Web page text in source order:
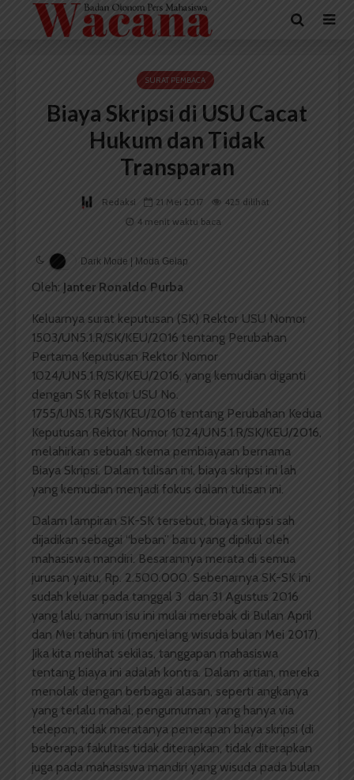
SURAT PEMBACA
Biaya Skripsi di USU Cacat
Hukum dan Tidak
Transparan
Redaksi 21 Mei 2017
425 dilihat
4 menit waktu baca
Dark Mode | Moda Gelap
Oleh: Janter Ronaldo Purba
Keluarnya surat keputusan (SK) Rektor USU Nomor
1503/UN5.1.R/SK/KEU/2016 tentang Perubahan
Pertama Keputusan Rektor Nomor
1024/UN5.1.R/SK/KEU/2016, yang kemudian diganti
dengan SK Rektor USU No.
1755/UN5.1.R/SK/KEU/2016 tentang Perubahan Kedua
Keputusan Rektor Nomor 1024/UN5.1.R/SK/KEU/2016,
melahirkan sebuah skema pembiayaan bernama
Biaya Skripsi. Dalam tulisan ini, biaya skripsi ini lah
yang kemudian menjadi fokus dalam tulisan ini.
Dalam lampiran SK-SK tersebut, biaya skripsi sah
dijadikan sebagai “beban” baru yang dipikul oleh
mahasiswa mandiri. Besarannya merata di semua
jurusan yaitu, Rp. 2.500.000. Sebenarnya SK-SK ini
sudah keluar pada tanggal 3 dan 31 Agustus 2016
yang lalu, namun isu ini mulai merebak di Bulan April
dan Mei tahun ini (menjelang wisuda bulan Mei 2017).
Jika kita melihat sekilas, tanggapan mahasiswa
tentang biaya ini adalah kontra. Dalam artian, mereka
menolak dengan berbagai alasan, seperti angkanya
yang terlalu mahal, pengumuman yang hanya via
telepon, tidak meratanya penerapan biaya skripsi (di
beberapa fakultas tidak diterapkan, tidak diterapkan
juga pada mahasiswa mandiri yang wisuda pada bulan